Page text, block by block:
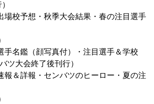
場校予想・秋季大会結果・春の注目選手
手名鑑（顔写真付）・注目選手＆学校
ツ大会終了後刊行）
報＆詳報・センバツのヒーロー・夏の注